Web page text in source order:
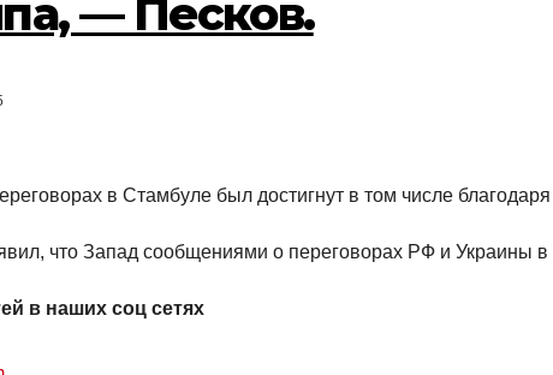
— Песков.
в Стамбуле был достигнут в том числе
что Запад сообщениями о переговорах РФ и Украины
в наших соц сетях